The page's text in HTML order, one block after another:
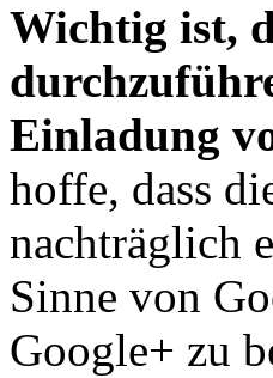
Wichtig ist,
Einladung
hoffe, dass
nachträglich
Sinne von
Google+ zu